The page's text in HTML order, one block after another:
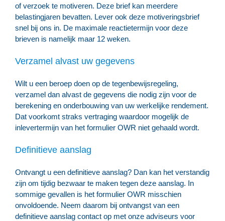
of verzoek te motiveren. Deze brief kan meerdere
belastingjaren bevatten. Lever ook deze motiveringsbrief
snel bij ons in. De maximale reactietermijn voor deze
brieven is namelijk maar 12 weken.
Verzamel alvast uw gegevens
Wilt u een beroep doen op de tegenbewijsregeling,
verzamel dan alvast de gegevens die nodig zijn voor de
berekening en onderbouwing van uw werkelijke rendement.
Dat voorkomt straks vertraging waardoor mogelijk de
inlevertermijn van het formulier OWR niet gehaald wordt.
Definitieve aanslag
Ontvangt u een definitieve aanslag? Dan kan het verstandig
zijn om tijdig bezwaar te maken tegen deze aanslag. In
sommige gevallen is het formulier OWR misschien
onvoldoende. Neem daarom bij ontvangst van een
definitieve aanslag contact op met onze adviseurs voor